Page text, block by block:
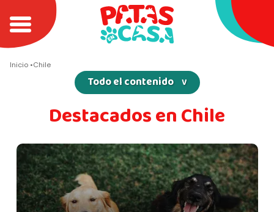
Inicio Chile
Destacados en Chile
Todo el contenido
Argentina
Chile
México